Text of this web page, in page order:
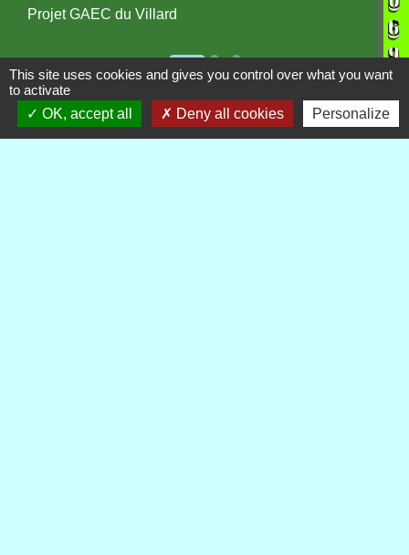
Projet GAEC du Villard
Publications Voir tout
This site uses cookies and gives you control over what you want
to activate
OK, accept all
Deny all cookies Personalize